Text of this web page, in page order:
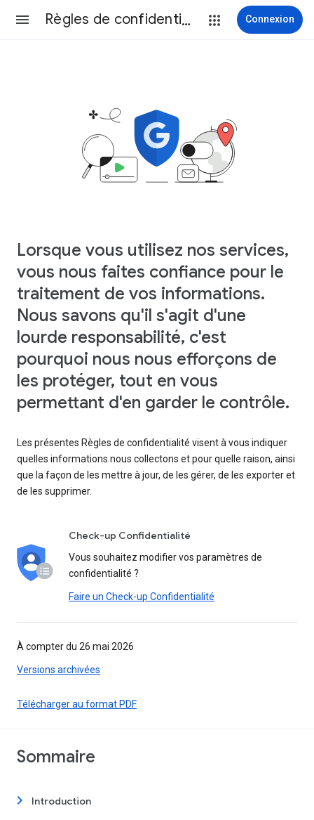
Règles de confidentialité Connexion
Lorsque vous utilisez nos services,
vous nous faites confiance pour le
traitement de vos informations.
Nous savons qu'il s'agit d'une
lourde responsabilité, c'est
pourquoi nous nous efforçons de
les protéger, tout en vous
permettant d'en garder le contrôle.
Les présentes Règles de confidentialité visent à vous indiquer
quelles informations nous collectons et pour quelle raison, ainsi
que la façon de les mettre à jour, de les gérer, de les exporter et
de les supprimer.
Check-up Confidentialité
Vous souhaitez modifier vos paramètres de
confidentialité ?
Faire un Check-up Confidentialité
À compter du 26 mai 2026
Versions archivées
Télécharger au format PDF
Sommaire
Introduction